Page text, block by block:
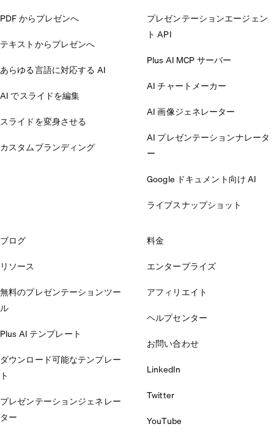
PDF からプレゼンへ
テキストからプレゼンへ
あらゆる言語に対応する AI
AI でスライドを編集
スライドを変身させる
カスタムブランディング
プレゼンテーションエージェン
ト API
Plus AI MCP サーバー
AI チャートメーカー
AI 画像ジェネレーター
AI プレゼンテーションナレータ
ー
Google ドキュメント向け AI
ライブスナップショット
ブログ
リソース
無料のプレゼンテーションツー
ル
Plus AI テンプレート
ダウンロード可能なテンプレー
ト
プレゼンテーションジェネレー
ター
料金
エンタープライズ
アフィリエイト
ヘルプセンター
お問い合わせ
LinkedIn
Twitter
YouTube